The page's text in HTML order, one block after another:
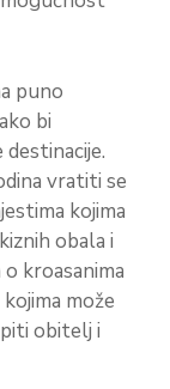
puno
bi
vratiti se
kojima
obala i
kroasanima
može
obitelj i